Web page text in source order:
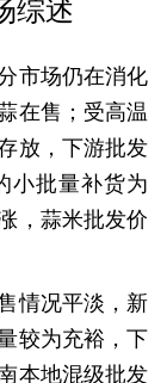
综述
市场仍在消化
在售；受高温
放，下游批发
小批量补货为
，蒜米批发价
情况平淡，新
较为充裕，下
本地混级批发